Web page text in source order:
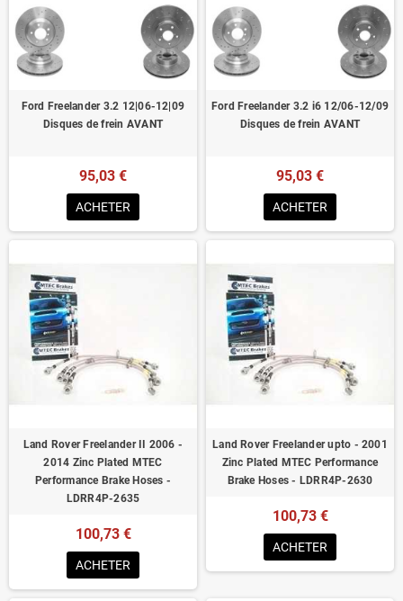
Ford Freelander 3.2 12|06-12|09
Disques de frein AVANT
95,03 €
ACHETER
Ford Freelander 3.2 i6 12/06-12/09
Disques de frein AVANT
95,03 €
ACHETER
Land Rover Freelander II 2006 -
2014 Zinc Plated MTEC
Performance Brake Hoses -
LDRR4P-2635
100,73 €
ACHETER
Land Rover Freelander upto - 2001
Zinc Plated MTEC Performance
Brake Hoses - LDRR4P-2630
100,73 €
ACHETER